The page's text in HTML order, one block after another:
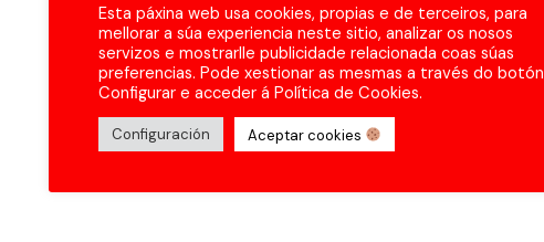
Esta páxina web usa cookies, propias e de terceiros, para
mellorar a súa experiencia neste sitio, analizar os nosos
servizos e mostrarlle publicidade relacionada coas súas
preferencias. Pode xestionar as mesmas a través do botón
Configurar e acceder á Política de Cookies.
Configuración Aceptar cookies